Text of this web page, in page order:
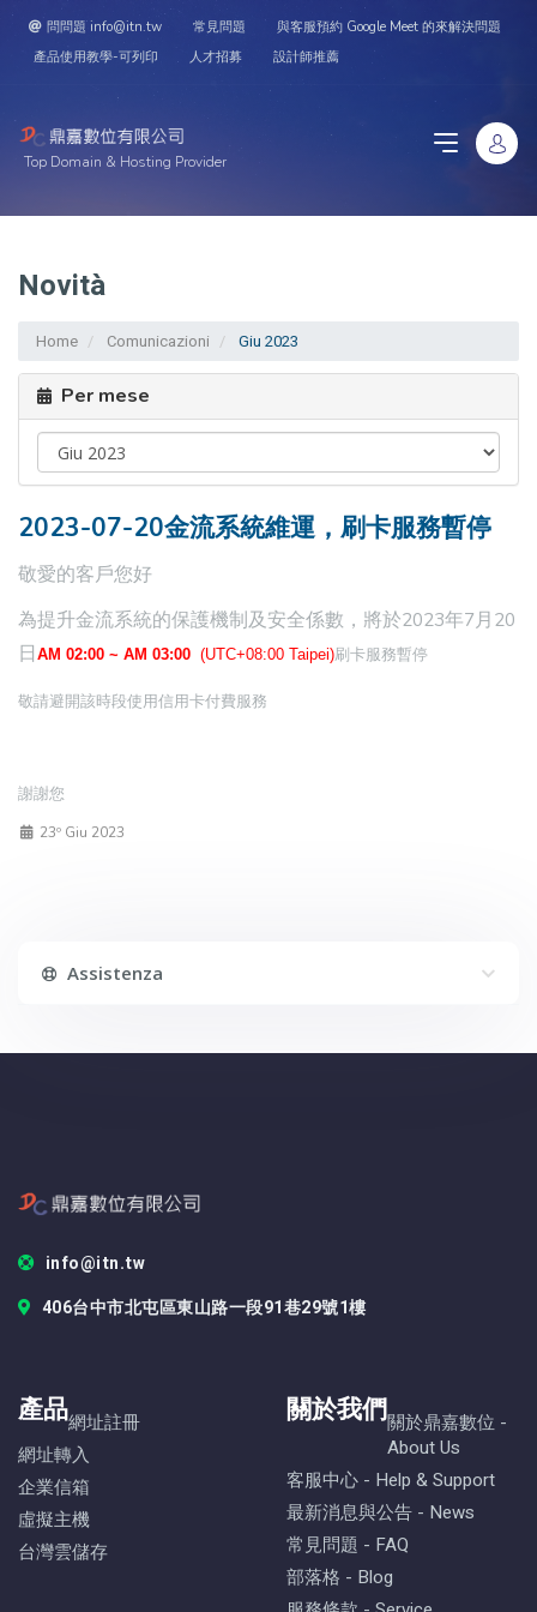
問問題 info@itn.tw 常見問題
與客服預約 Google Meet 的來解決問題
產品使用教學-可列印
人才招募 設計師推薦
Top Domain & Hosting Provider
Novità
Home Comunicazioni Giu 2023
Per mese
2023-07-20金流系統維運，刷卡服務暫停
敬愛的客戶您好
為提升金流系統的保護機制及安全係數，將於2023年7月20
日 AM 02:00 ~ AM 03:00 (UTC+08:00 Taipei)刷卡服務暫停
敬請避開該時段使用信用卡付費服務
謝謝您
23º Giu 2023
Assistenza
info@itn.tw
406台中市北屯區東山路一段91巷29號1樓
產品網址註冊
網址轉入
企業信箱
虛擬主機
台灣雲儲存
關於我們關於鼎嘉數位 -
About Us
客服中心 - Help & Support
最新消息與公告 - News
常見問題 - FAQ
部落格 - Blog